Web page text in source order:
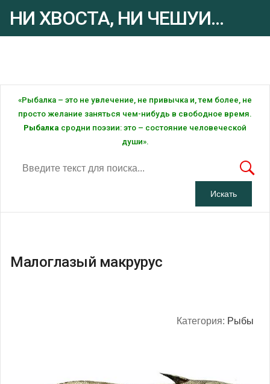
НИ ХВОСТА, НИ ЧЕШУИ...
«Рыбалка – это не увлечение, не привычка и, тем более, не
просто желание заняться чем-нибудь в свободное время.
Рыбалка сродни поэзии: это – состояние человеческой
души».
Малоглазый макрурус
Категория: Рыбы